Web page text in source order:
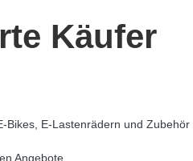
Käufer
Bikes, E-Lastenrädern und Zubehör
Angebote